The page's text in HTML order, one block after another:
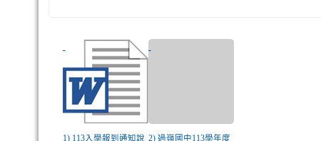
1) 113入學報到通知說 2) 過嶺國中113學年度